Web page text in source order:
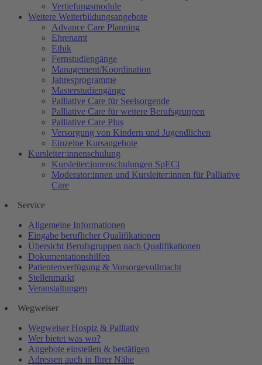
Vertiefungsmodule
Weitere Weiterbildungsangebote
Advance Care Planning
Ehrenamt
Ethik
Fernstudiengänge
Management/Koordination
Jahresprogramme
Masterstudiengänge
Palliative Care für Seelsorgende
Palliative Care für weitere Berufsgruppen
Palliative Care Plus
Versorgung von Kindern und Jugendlichen
Einzelne Kursangebote
Kursleiter:innenschulung
Kursleiter:innenschulungen SpECi
Moderator:innen und Kursleiter:innen für Palliative
Care
Service
Allgemeine Informationen
Eingabe beruflicher Qualifikationen
Übersicht Berufsgruppen nach Qualifikationen
Dokumentationshilfen
Patientenverfügung & Vorsorgevollmacht
Stellenmarkt
Veranstaltungen
Wegweiser
Wegweiser Hospiz & Palliativ
Wer bietet was wo?
Angebote einstellen & bestätigen
Adressen auch in Ihrer Nähe